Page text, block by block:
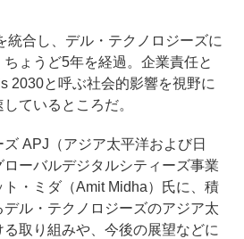
合し、デル・テクノロジーズに
ょうど5年を経過。企業責任と
2030と呼ぶ社会的影響を視野に
ているところだ。
APJ（アジア太平洋および日
ーバルデジタルシティーズ事業
・ミダ（Amit Midha）氏に、積
ル・テクノロジーズのアジア太
取り組みや、今後の展望などに